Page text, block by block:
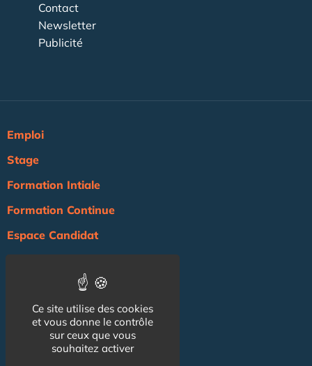
Contact
Newsletter
Publicité
Emploi
Stage
Formation Intiale
Formation Continue
Espace Candidat
Agenda
NOS AUTRES SITES :
Ce site utilise des cookies
et vous donne le contrôle
sur ceux que vous
souhaitez activer